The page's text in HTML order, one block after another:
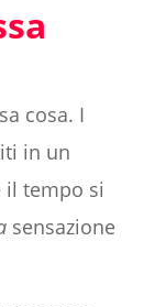
cosa. I
in un
il tempo si
sensazione